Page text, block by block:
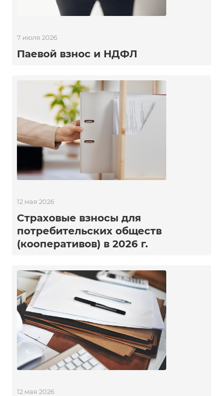
7 июля 2026
Паевой взнос и НДФЛ
12 мая 2026
Страховые взносы для
потребительских обществ
(кооперативов) в 2026 г.
12 мая 2026